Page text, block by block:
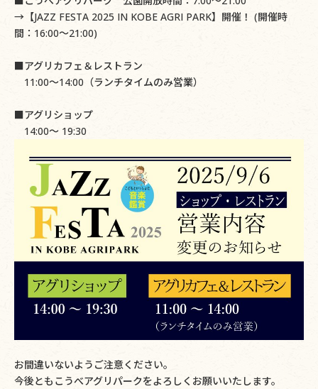
→【JAZZ FESTA 2025 IN KOBE AGRI PARK】開催！ (開催時
間：16:00～21:00)
■アグリカフェ＆レストラン
11:00～14:00（ランチタイムのみ営業）
■アグリショップ
14:00～ 19:30
お間違いないようご注意ください。
今後ともこうべアグリパークをよろしくお願いいたします。